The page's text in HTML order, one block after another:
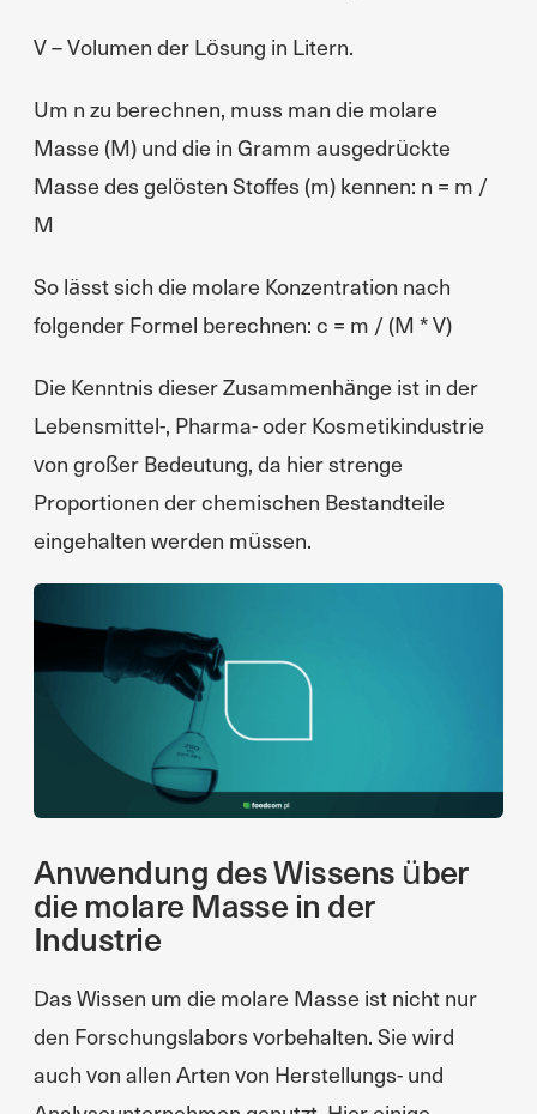
V – Volumen der Lösung in Litern.
Um n zu berechnen, muss man die molare
Masse (M) und die in Gramm ausgedrückte
Masse des gelösten Stoffes (m) kennen: n = m /
M
So lässt sich die molare Konzentration nach
folgender Formel berechnen: c = m / (M * V)
Die Kenntnis dieser Zusammenhänge ist in der
Lebensmittel-, Pharma- oder Kosmetikindustrie
von großer Bedeutung, da hier strenge
Proportionen der chemischen Bestandteile
eingehalten werden müssen.
Anwendung des Wissens über
die molare Masse in der
Industrie
Das Wissen um die molare Masse ist nicht nur
den Forschungslabors vorbehalten. Sie wird
auch von allen Arten von Herstellungs- und